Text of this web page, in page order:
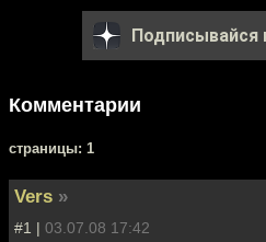
Подписывайся
Комментарии
cтраницы: 1
Vers »
#1 | 03.07.08 17:42